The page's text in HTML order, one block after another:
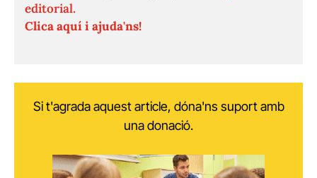
editorial.
Clica aquí i ajuda'ns!
Si t'agrada aquest article, dóna'ns suport amb
una donació.